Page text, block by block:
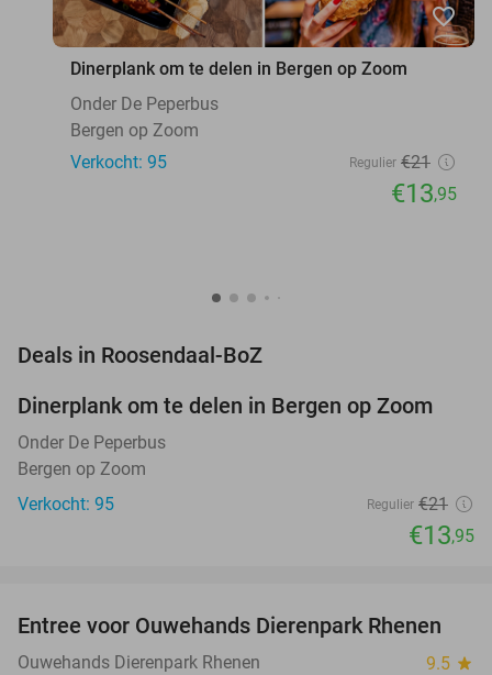
favorite_border
Dinerplank om te delen in Bergen op Zoom
Onder De Peperbus
Bergen op Zoom
Verkocht: 95
Regulier €21
€13,95
Deals in Roosendaal-BoZ
34%
NEW
TODAY
Dinerplank om te delen in Bergen op Zoom
Onder De Peperbus
Bergen op Zoom
Verkocht: 95
Regulier €21
€13,95
19%
Entree voor Ouwehands Dierenpark Rhenen
Ouwehands Dierenpark Rhenen 9.5 star